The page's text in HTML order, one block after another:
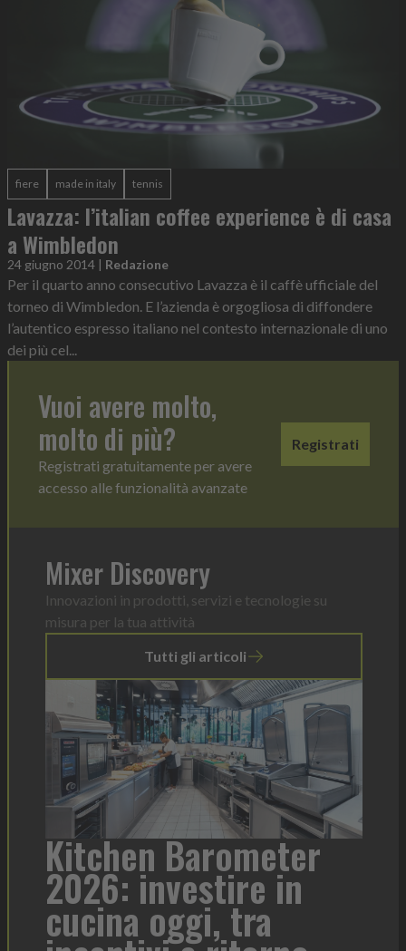
fiere made in italy tennis
Lavazza: l’italian coffee experience è di casa
a Wimbledon
24 giugno 2014 | Redazione
Per il quarto anno consecutivo Lavazza è il caffè ufficiale del
torneo di Wimbledon. E l’azienda è orgogliosa di diffondere
l’autentico espresso italiano nel contesto internazionale di uno
dei più cel...
Vuoi avere molto,
molto di più?
Registrati gratuitamente per avere
accesso alle funzionalità avanzate
Registrati
Mixer Discovery
Innovazioni in prodotti, servizi e tecnologie su
misura per la tua attività
Tutti gli articoli
Kitchen Barometer
2026: investire in
cucina oggi, tra